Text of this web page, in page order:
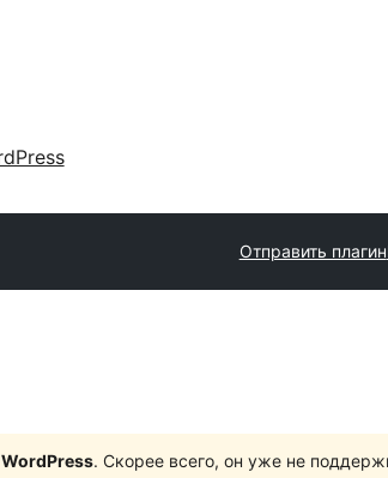
Отправить плагин
. Скорее всего, он уже не